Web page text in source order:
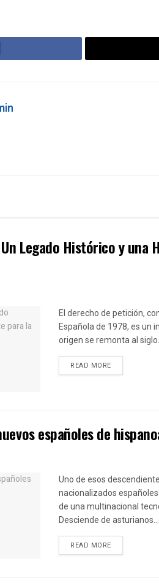
Legado Histórico y
El derecho de petición,
Española de 1978, es un
origen se remonta al
READ MOREDETAILS
españoles de
Uno de esos
nacionalizados
de una multinacional
Desciende de asturianos...
READ MOREDETAILS